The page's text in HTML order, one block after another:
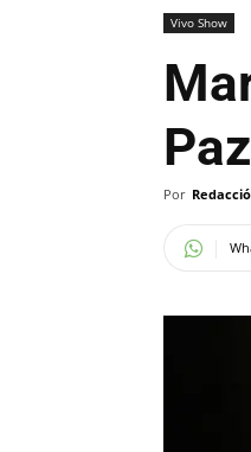
Vivo Show
Por